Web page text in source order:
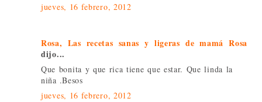
jueves, 16 febrero, 2012
Rosa, Las recetas sanas y ligeras de mamá Rosa
dijo...
Que bonita y que rica tiene que estar. Que linda la
niña .Besos
jueves, 16 febrero, 2012